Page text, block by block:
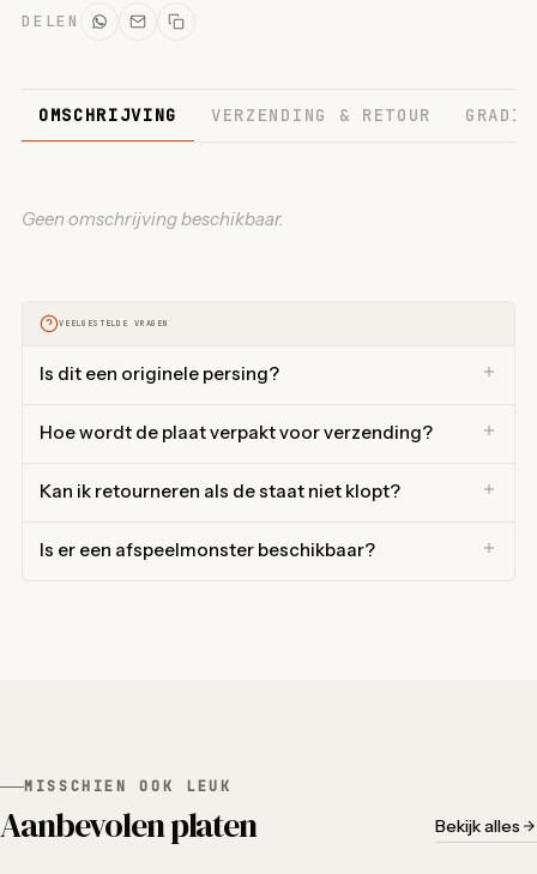
DELEN
OMSCHRIJVING VERZENDING & RETOUR
Geen omschrijving beschikbaar.
VEELGESTELDE VRAGEN
Is dit een originele persing?
Hoe wordt de plaat verpakt voor verzending?
Kan ik retourneren als de staat niet klopt?
Is er een afspeelmonster beschikbaar?
MISSCHIEN OOK LEUK
Aanbevolen platen Bekijk alles